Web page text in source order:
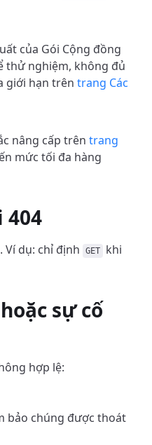
của Gói Cộng đồng
thử nghiệm, không đủ
giới hạn trên trang Các
nâng cấp trên trang
mức tối đa hàng
404
dụ: chỉ định GET
khi
sự cố
hợp lệ:
bảo chúng được thoát